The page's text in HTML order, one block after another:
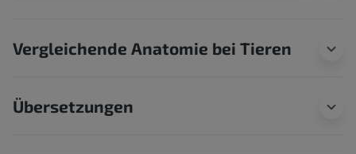
Vergleichende Anatomie bei Tieren
Übersetzungen